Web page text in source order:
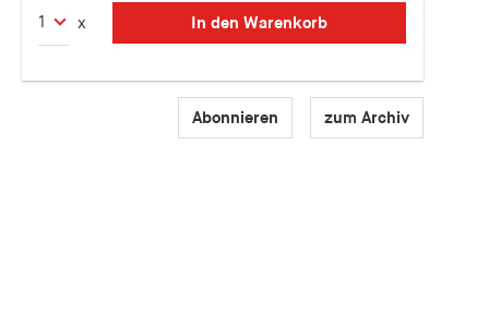
x In den Warenkorb
Abonnieren zum Archiv